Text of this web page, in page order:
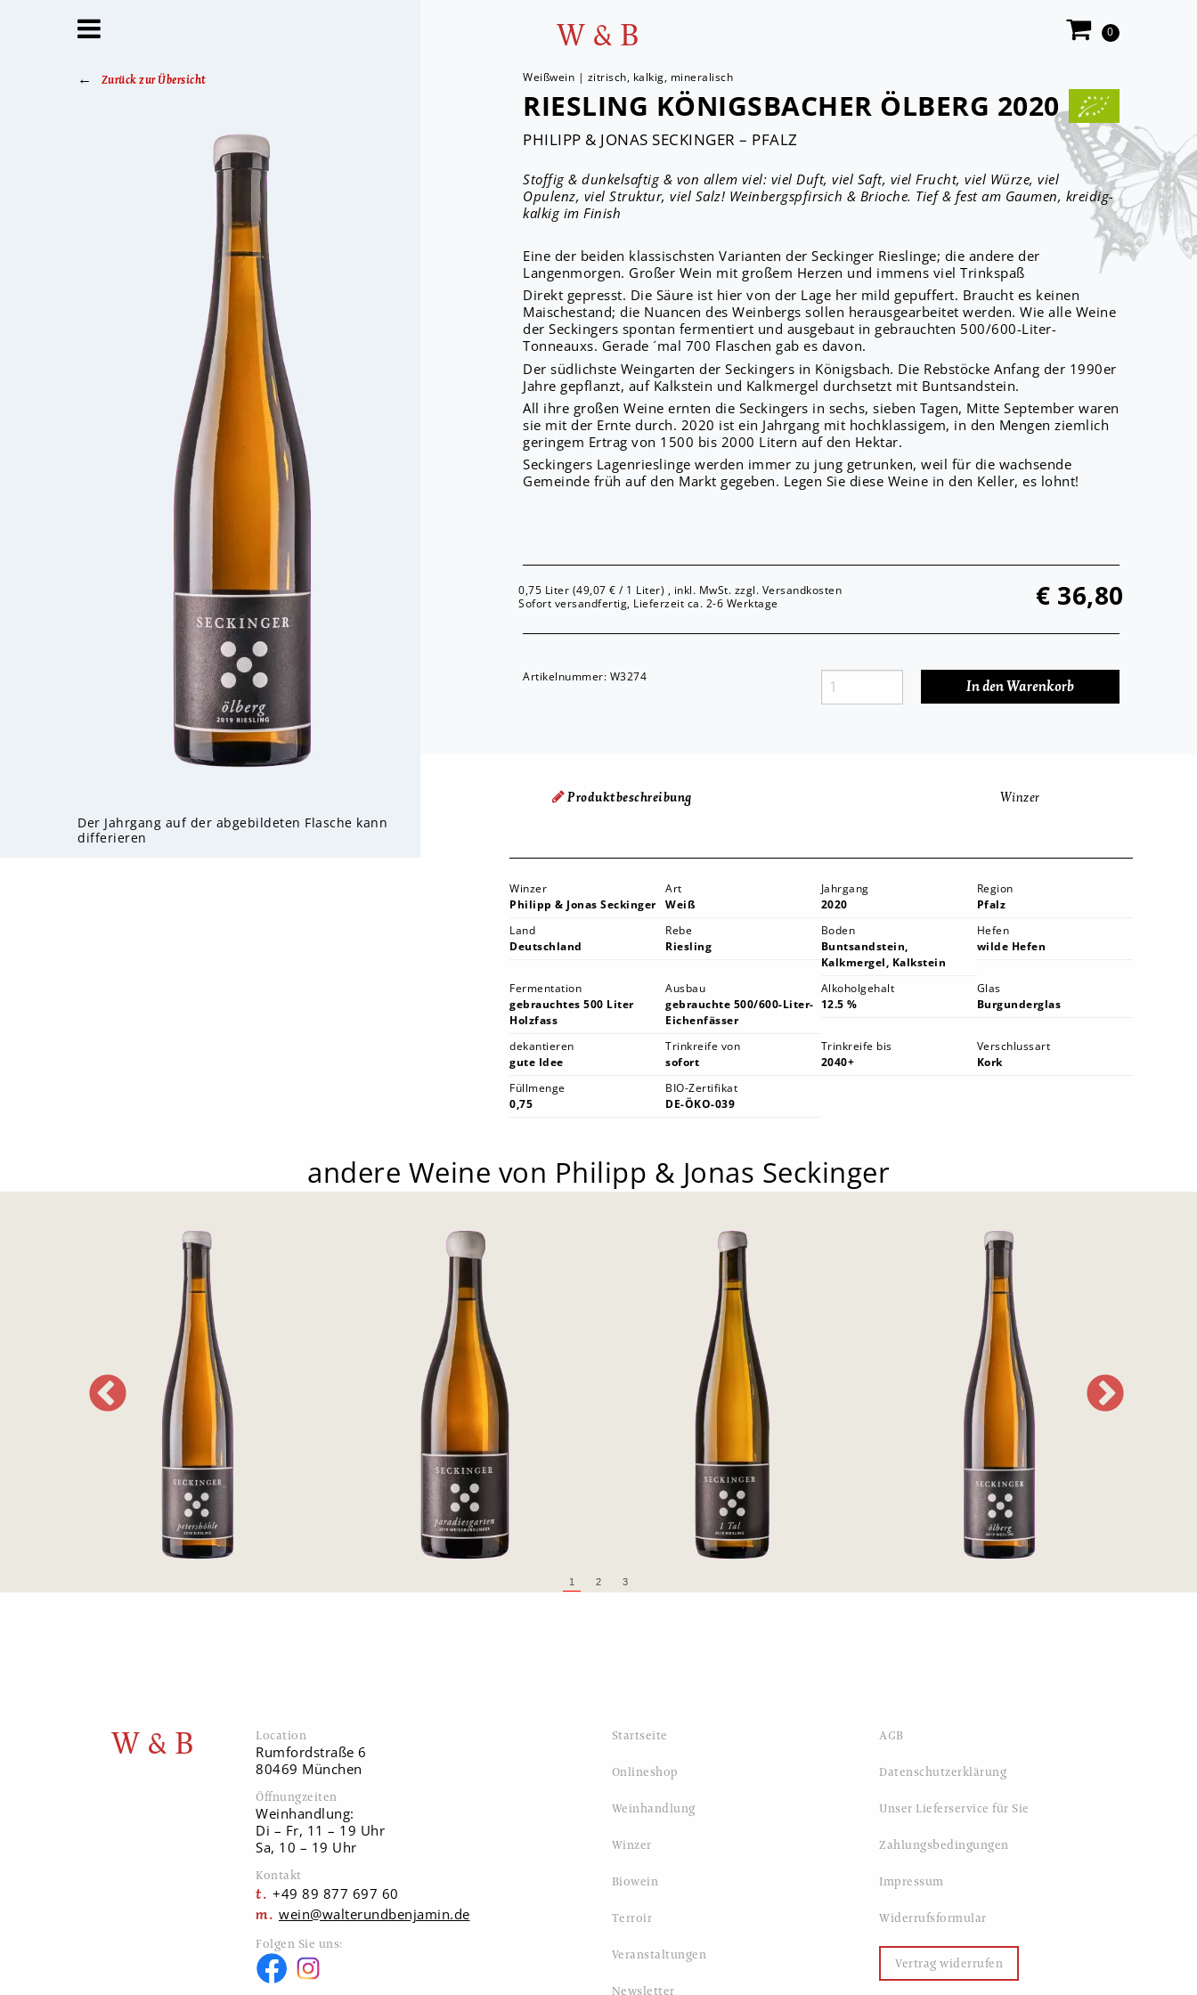
0
W & B
Zurück zur Übersicht
Der Jahrgang auf der abgebildeten Flasche kann
differieren
Weißwein | zitrisch, kalkig, mineralisch
RIESLING KÖNIGSBACHER ÖLBERG 2020
PHILIPP & JONAS SECKINGER – PFALZ
Stoffig & dunkelsaftig & von allem viel: viel Duft, viel Saft, viel Frucht, viel Würze, viel
Opulenz, viel Struktur, viel Salz! Weinbergspfirsich & Brioche. Tief & fest am Gaumen, kreidig-
kalkig im Finish
Eine der beiden klassischsten Varianten der Seckinger Rieslinge; die andere der
Langenmorgen. Großer Wein mit großem Herzen und immens viel Trinkspaß
Direkt gepresst. Die Säure ist hier von der Lage her mild gepuffert. Braucht es keinen
Maischestand; die Nuancen des Weinbergs sollen herausgearbeitet werden. Wie alle Weine
der Seckingers spontan fermentiert und ausgebaut in gebrauchten 500/600-Liter-
Tonneauxs. Gerade ´mal 700 Flaschen gab es davon.
Der südlichste Weingarten der Seckingers in Königsbach. Die Rebstöcke Anfang der 1990er
Jahre gepflanzt, auf Kalkstein und Kalkmergel durchsetzt mit Buntsandstein.
All ihre großen Weine ernten die Seckingers in sechs, sieben Tagen, Mitte September waren
sie mit der Ernte durch. 2020 ist ein Jahrgang mit hochklassigem, in den Mengen ziemlich
geringem Ertrag von 1500 bis 2000 Litern auf den Hektar.
Seckingers Lagenrieslinge werden immer zu jung getrunken, weil für die wachsende
Gemeinde früh auf den Markt gegeben. Legen Sie diese Weine in den Keller, es lohnt!
0,75 Liter (49,07 € / 1 Liter) , inkl. MwSt. zzgl. Versandkosten
Sofort versandfertig, Lieferzeit ca. 2-6 Werktage
€ 36,80
Artikelnummer: W3274
Produktbeschreibung Winzer
Winzer
Philipp & Jonas Seckinger
Art
Weiß
Jahrgang
2020
Region
Pfalz
Land
Deutschland
Rebe
Riesling
Boden
Buntsandstein,
Kalkmergel, Kalkstein
Hefen
wilde Hefen
Fermentation
gebrauchtes 500 Liter
Holzfass
Ausbau
gebrauchte 500/600-Liter-
Eichenfässer
Alkoholgehalt
12.5 %
Glas
Burgunderglas
dekantieren
gute Idee
Trinkreife von
sofort
Trinkreife bis
2040+
Verschlussart
Kork
Füllmenge
0,75
BIO-Zertifikat
DE-ÖKO-039
andere Weine von Philipp & Jonas Seckinger
1 2 3
W & B Location
Rumfordstraße 6
80469 München
Öffnungzeiten
Weinhandlung:
Di – Fr, 11 – 19 Uhr
Sa, 10 – 19 Uhr
Kontakt
+49 89 877 697 60
wein@walterundbenjamin.de
Folgen Sie uns:
Startseite
Onlineshop
Weinhandlung
Winzer
Biowein
Terroir
Veranstaltungen
Newsletter
AGB
Datenschutzerklärung
Unser Lieferservice für Sie
Zahlungsbedingungen
Impressum
Widerrufsformular
Vertrag widerrufen